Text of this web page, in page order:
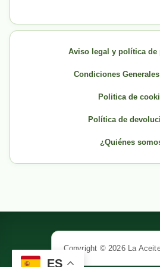
Aviso legal y política de
Condiciones
Politica de
Política de
¿Quiénes
Copyright © 2026 La
ES